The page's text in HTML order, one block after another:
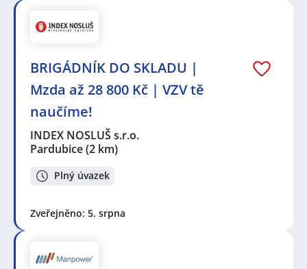
BRIGÁDNÍK DO SKLADU |
Mzda až 28 800 Kč | VZV tě
naučíme!
INDEX NOSLUŠ s.r.o.
Pardubice(2 km)
Plný úvazek
Zveřejněno: 5. srpna